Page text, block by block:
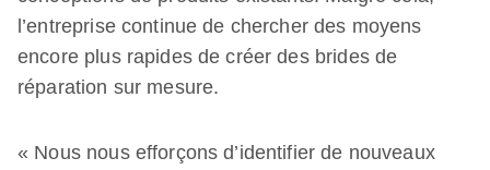
l’entreprise continue de chercher des moyens
encore plus rapides de créer des brides de
réparation sur mesure.
« Nous nous efforçons d’identifier de nouveaux